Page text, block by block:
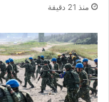
منذ 21 دقيقة